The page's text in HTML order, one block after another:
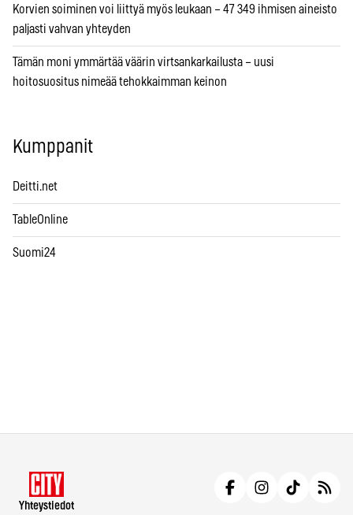
Korvien soiminen voi liittyä myös leukaan – 47 349 ihmisen aineisto
paljasti vahvan yhteyden
Tämän moni ymmärtää väärin virtsankarkailusta – uusi
hoitosuositus nimeää tehokkaimman keinon
Kumppanit
Deitti.net
TableOnline
Suomi24
Yhteystiedot